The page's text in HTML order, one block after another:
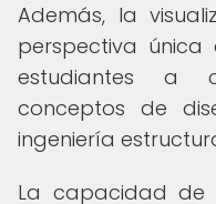
Además, la
perspectiva
estudiantes a
conceptos de
ingeniería
La capacidad de